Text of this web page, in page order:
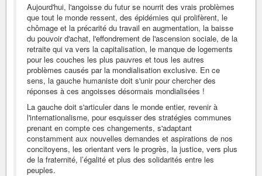
Aujourd'hui, l'angoisse du futur se nourrit des vrais problèmes
que tout le monde ressent, des épidémies qui prolifèrent, le
chômage et la précarité du travail en augmentation, la baisse
du pouvoir d'achat, l'effondrement de l'ascension sociale, de la
retraite qui va vers la capitalisation, le manque de logements
pour les couches les plus pauvres et tous les autres
problèmes causés par la mondialisation exclusive. En ce
sens, la gauche humaniste doit s'unir pour chercher des
réponses à ces angoisses désormais mondialisées !
La gauche doit s'articuler dans le monde entier, revenir à
l'internationalisme, pour esquisser des stratégies communes
prenant en compte ces changements, s'adaptant
constamment aux nouvelles demandes et aspirations de nos
concitoyens, les orientant vers le progrès, la justice, vers plus
de la fraternité, l’égalité et plus des solidarités entre les
peuples.